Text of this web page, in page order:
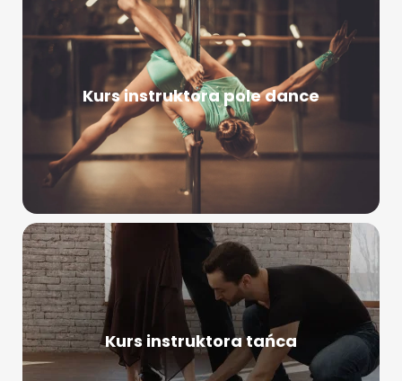
Kurs instruktora pole dance
Kurs instruktora tańca